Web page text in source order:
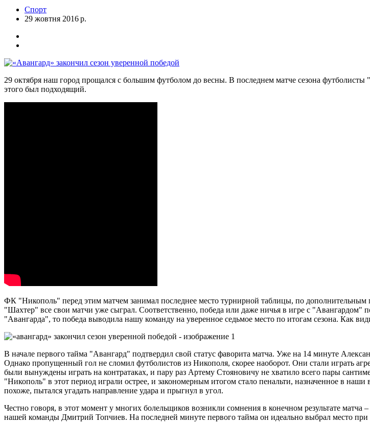
Спорт
29 жовтня 2016 р.
29 октября наш город прощался с большим футболом до весны. В последнем матче сезона
этого был подходящий.
ФК "Никополь" перед этим матчем занимал последнее место турнирной таблицы, по
"Шахтер" все свои матчи уже сыграл. Соответственно, победа или даже ничья в игре с
"Авангарда", то победа выводила нашу команду на уверенное седьмое место по итогам сезона. Как
В начале первого тайма "Авангард" подтвердил свой статус фаворита матча. Уже на 14 минуте
Однако пропущенный гол не сломил футболистов из Никополя, скорее наоборот. Они стали играть
были вынуждены играть на контратаках, и пару раз Артему Стояновичу не хватило всего пары
"Никополь" в этот период играли острее, и закономерным итогом стало пенальти, назначенное в
похоже, пытался угадать направление удара и прыгнул в угол.
Честно говоря, в этот момент у многих болельщиков возникли сомнения в конечном результате
нашей команды Дмитрий Топчиев. На последней минуте первого тайма он идеально выбрал место